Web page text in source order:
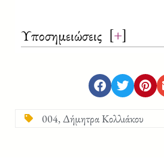
Υποσημειώσεις [+]
004,Δήμητρα Κολλιάκου